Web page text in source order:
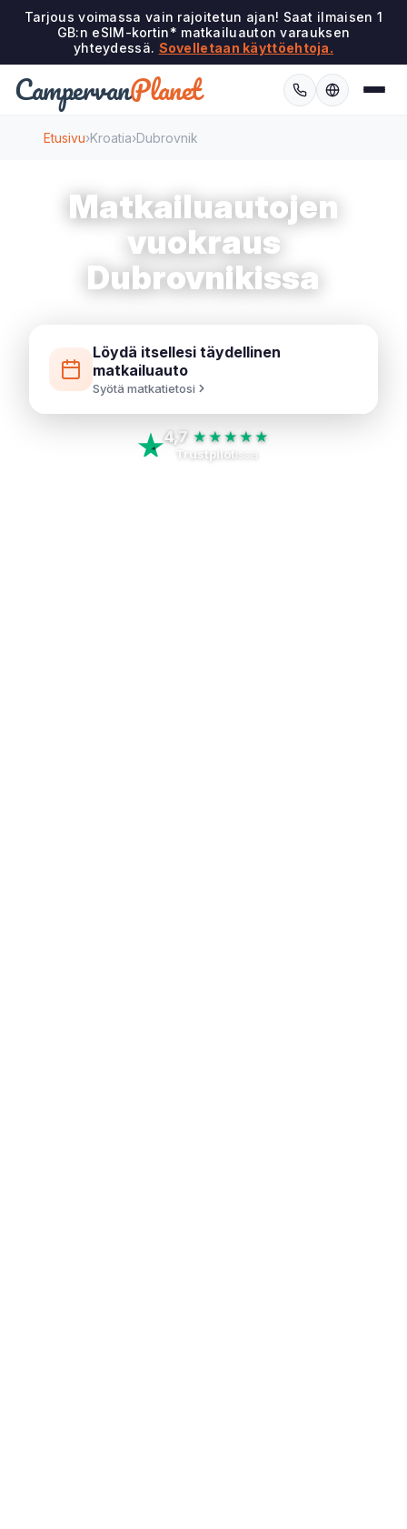
Tarjous voimassa vain rajoitetun ajan! Saat ilmaisen 1
GB:n eSIM-kortin* matkailuauton varauksen
yhteydessä. Sovelletaan käyttöehtoja.
CampervanPlanet
Etusivu›Kroatia›Dubrovnik
Matkailuautojen
vuokraus
Dubrovnikissa
Löydä itsellesi täydellinen
matkailuauto
Syötä matkatietosi
4,7 ★★★★★
Trustpilotissa